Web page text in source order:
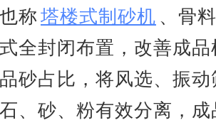
也称塔楼式制砂机 、骨
全封闭布置，改善成
砂占比，将风选、振
、砂、粉有效分离，成